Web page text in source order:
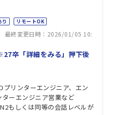
り リモートOK
最終変更日時：2026/01/05 10:
卒「詳細をみる」押下後
プリンターエンジニア、エン
ーエンジニア営業など
もしくは同等の会話レベルが